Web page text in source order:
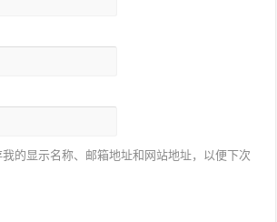
的显示名称、邮箱地址和网站地址，以便下次